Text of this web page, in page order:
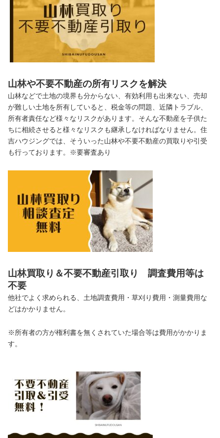
山林や不要不動産の所有リスクを解決
山林などで土地の境界も分からない、有効利用も出来ない、売却
が難しい土地を所有していると、税金等の問題、近隣トラブル、
所有者責任など様々なリスクがあります。そんな不動産を子供た
ちに相続させると様々なリスクも継承しなければなりません。住
吉ハウジングでは、そういった山林や不要不動産の買取りや引受
も行っております。※要審査あり
山林買取り＆不要不動産引取り 調査費用等は
不要
他社でよく求められる、土地調査費用・草刈り費用・測量費用な
どはかかりません。
※所有者の方が権利書を無くされていた場合等は費用がかかりま
す。